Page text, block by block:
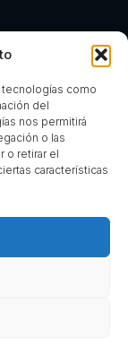
tecnologías como
del
nos permitirá
o las
o retirar el
características